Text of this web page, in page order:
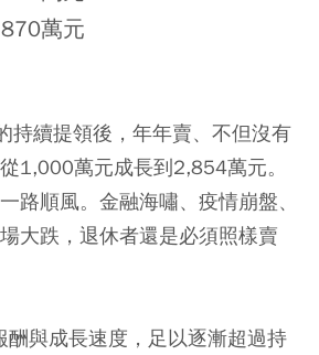
萬元
持續提領後，年年賣、不但沒有
1,000萬元成長到2,854萬元。
路順風。金融海嘯、疫情崩盤、
大跌，退休者還是必須照樣賣
與成長速度，足以逐漸超過持